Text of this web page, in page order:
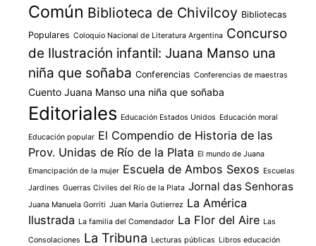
Común Biblioteca de Chivilcoy Bibliotecas
Populares Coloquio Nacional de Literatura Argentina Concurso
de Ilustración infantil: Juana Manso una
niña que soñaba Conferencias Conferencias de maestras
Cuento Juana Manso una niña que soñaba
Editoriales Educación Estados Unidos Educación moral
Educación popular El Compendio de Historia de las
Prov. Unidas de Río de la Plata El mundo de Juana
Emancipación de la mujer Escuela de Ambos Sexos Escuelas
Jardines Guerras Civiles del Río de la Plata Jornal das Senhoras
Juana Manuela Gorriti Juan María Gutierrez La América
Ilustrada La familia del Comendador La Flor del Aire Las
Consolaciones La Tribuna Lecturas públicas Libros educación